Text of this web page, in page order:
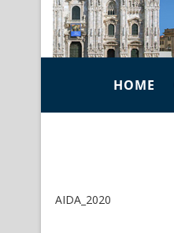
HOME
AIDA_2020